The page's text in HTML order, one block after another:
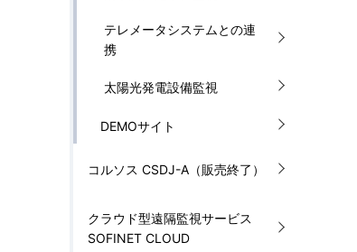
テレメータシステムとの連
携
太陽光発電設備監視
DEMOサイト
コルソス CSDJ-A（販売終了）
クラウド型遠隔監視サービス
SOFINET CLOUD